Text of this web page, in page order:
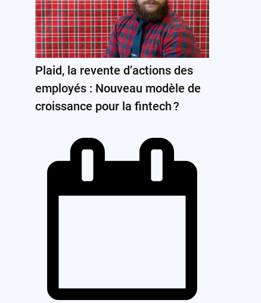
Plaid, la revente d’actions des
employés : Nouveau modèle de
croissance pour la fintech ?